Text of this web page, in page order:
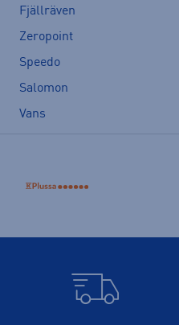
Fjällräven
Zeropoint
Speedo
Salomon
Vans